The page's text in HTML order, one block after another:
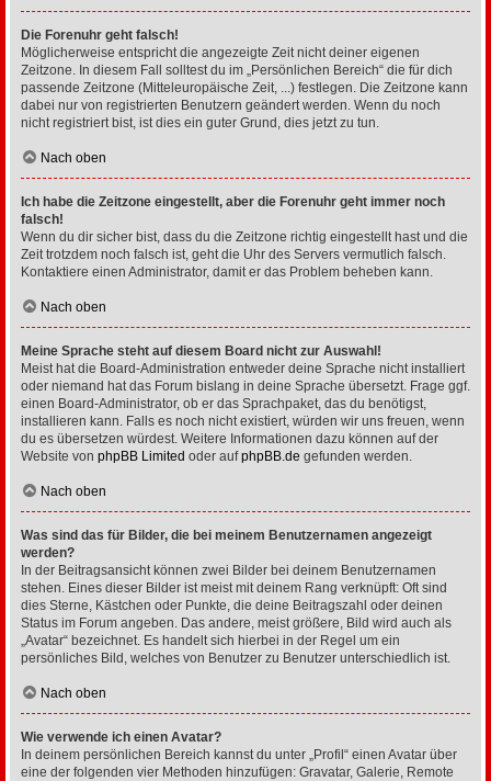
Die Forenuhr geht falsch!
Möglicherweise entspricht die angezeigte Zeit nicht deiner eigenen
Zeitzone. In diesem Fall solltest du im „Persönlichen Bereich“ die für dich
passende Zeitzone (Mitteleuropäische Zeit, ...) festlegen. Die Zeitzone kann
dabei nur von registrierten Benutzern geändert werden. Wenn du noch
nicht registriert bist, ist dies ein guter Grund, dies jetzt zu tun.
Nach oben
Ich habe die Zeitzone eingestellt, aber die Forenuhr geht immer noch
falsch!
Wenn du dir sicher bist, dass du die Zeitzone richtig eingestellt hast und die
Zeit trotzdem noch falsch ist, geht die Uhr des Servers vermutlich falsch.
Kontaktiere einen Administrator, damit er das Problem beheben kann.
Nach oben
Meine Sprache steht auf diesem Board nicht zur Auswahl!
Meist hat die Board-Administration entweder deine Sprache nicht installiert
oder niemand hat das Forum bislang in deine Sprache übersetzt. Frage ggf.
einen Board-Administrator, ob er das Sprachpaket, das du benötigst,
installieren kann. Falls es noch nicht existiert, würden wir uns freuen, wenn
du es übersetzen würdest. Weitere Informationen dazu können auf der
Website von phpBB Limited oder aufphpBB.de gefunden werden.
Nach oben
Was sind das für Bilder, die bei meinem Benutzernamen angezeigt
werden?
In der Beitragsansicht können zwei Bilder bei deinem Benutzernamen
stehen. Eines dieser Bilder ist meist mit deinem Rang verknüpft: Oft sind
dies Sterne, Kästchen oder Punkte, die deine Beitragszahl oder deinen
Status im Forum angeben. Das andere, meist größere, Bild wird auch als
„Avatar“ bezeichnet. Es handelt sich hierbei in der Regel um ein
persönliches Bild, welches von Benutzer zu Benutzer unterschiedlich ist.
Nach oben
Wie verwende ich einen Avatar?
In deinem persönlichen Bereich kannst du unter „Profil“ einen Avatar über
eine der folgenden vier Methoden hinzufügen: Gravatar, Galerie, Remote